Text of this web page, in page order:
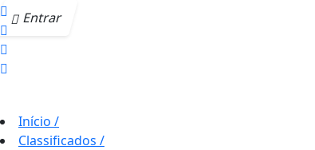
Entrar
Início /
Classificados /